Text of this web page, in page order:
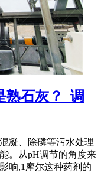
熟石灰？_调
凝、除磷等污水处理
。从pH调节的角度来
响,1摩尔这种药剂的